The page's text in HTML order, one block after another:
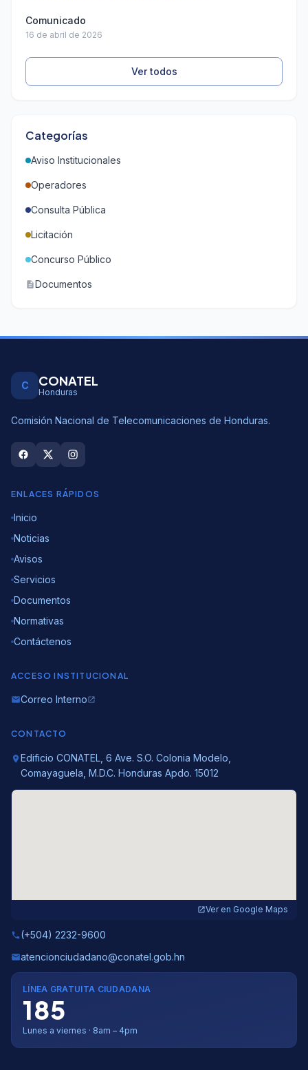
Comunicado
16 de abril de 2026
Ver todos
Categorías
Aviso Institucionales
Operadores
Consulta Pública
Licitación
Concurso Público
descriptionDocumentos
C CONATEL
Honduras
Comisión Nacional de Telecomunicaciones de Honduras.
ENLACES RÁPIDOS
Inicio
Noticias
Avisos
Servicios
Documentos
Normativas
Contáctenos
ACCESO INSTITUCIONAL
emailCorreo Internoopen_in_new
CONTACTO
location_on Edificio CONATEL, 6 Ave. S.O. Colonia Modelo,
Comayaguela, M.D.C. Honduras Apdo. 15012
open_in_newVer en Google Maps
phone(+504) 2232-9600
emailatencionciudadano@conatel.gob.hn
LÍNEA GRATUITA CIUDADANA
185
Lunes a viernes · 8am – 4pm